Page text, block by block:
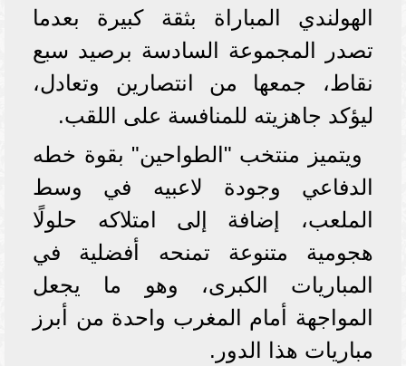
الهولندي المباراة بثقة كبيرة بعدما
تصدر المجموعة السادسة برصيد سبع
نقاط، جمعها من انتصارين وتعادل،
ليؤكد جاهزيته للمنافسة على اللقب.
ويتميز منتخب "الطواحين" بقوة خطه
الدفاعي وجودة لاعبيه في وسط
الملعب، إضافة إلى امتلاكه حلولًا
هجومية متنوعة تمنحه أفضلية في
المباريات الكبرى، وهو ما يجعل
المواجهة أمام المغرب واحدة من أبرز
مباريات هذا الدور.